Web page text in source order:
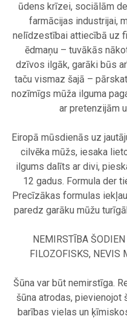
ūdens krīzei, sociālām
farmācijas industrijai,
nelīdzestībai attiecībā uz
ēdmaņu – tuvākās
dzīvos ilgāk, garāki būs
taču vismaz šajā –
nozīmīgs mūža ilguma
ar pretenzijām
Eiropā mūsdienās uz
cilvēka mūžs, iesaka
ilgums dalīts ar divi,
12 gadus. Formula der
Precīzākas formulas
paredz garāku mūžu
NEMIRSTĪBA
FILOZOFISKS, NEVIS
Šūna var būt nemirstīga.
šūna atrodas, pievienojot
barības vielas un